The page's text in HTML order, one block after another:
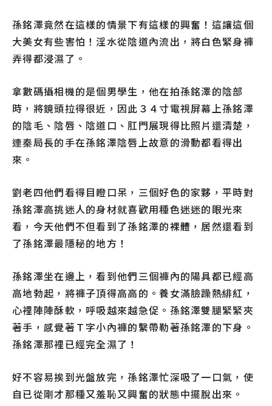
孫銘澤竟然在這樣的情景下有這樣的興奮！這讓這個
大美女有些害怕！淫水從陰道內流出，將白色緊身褲
弄得都浸濕了。
拿數碼攝相機的是個男學生，他在拍孫銘澤的陰部
時，將鏡頭拉得很近，因此３４寸電視屏幕上孫銘澤
的陰毛、陰唇、陰道口、肛門展現得比照片還清楚，
連秦局長的手在孫銘澤陰唇上故意的滑動都看得出
來。
劉老四他們看得目瞪口呆，三個好色的家夥，平時對
孫銘澤高挑迷人的身材就喜歡用種色迷迷的眼光來
看，今天他們不但看到了孫銘澤的裸體，居然還看到
了孫銘澤最隱秘的地方！
孫銘澤坐在邊上，看到他們三個褲內的陽具都已經高
高地勃起，將褲子頂得高高的。養女滿臉躁熱緋紅，
心裡陣陣酥軟，呼吸越來越急促。孫銘澤雙腿緊緊夾
著手，感覺著Ｔ字小內褲的繫帶勒著孫銘澤的下身。
孫銘澤那裡已經完全濕了！
好不容易挨到光盤放完，孫銘澤忙深吸了一口氣，使
自已從剛才那種又羞恥又興奮的狀態中擺脫出來。